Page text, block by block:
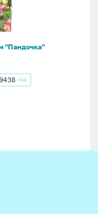
"Пандочка"
КОД